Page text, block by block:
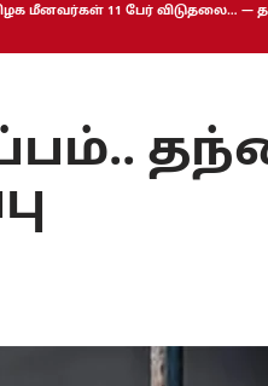
மீனவர்கள் 11 பேர் விடுதலை…